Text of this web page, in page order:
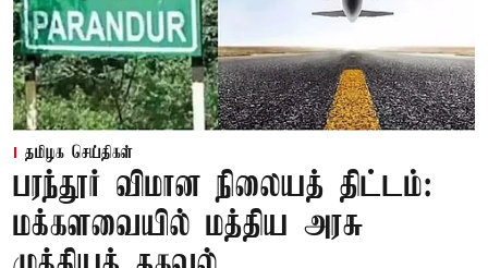
தமிழக செய்திகள்
பரந்தூர் விமான நிலையத் திட்டம்:
மக்களவையில் மத்திய அரசு